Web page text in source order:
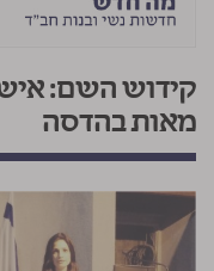
קידוש השם:
מאות בהדסה